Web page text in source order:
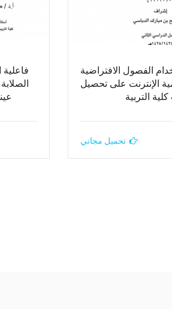
الفصول الافتراضية
الإنترنت على تحصيل
التربية
تحميل مجاني